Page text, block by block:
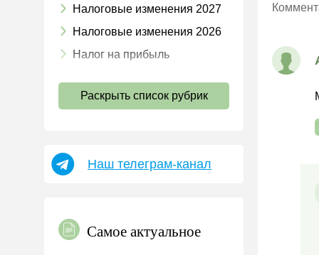
Налоговые изменения 2027
Налоговые изменения 2026
Налог на прибыль
Страховые взносы 2026
УСН
Земельный налог
Раскрыть список рубрик
Наш телеграм-канал
Самое актуальное